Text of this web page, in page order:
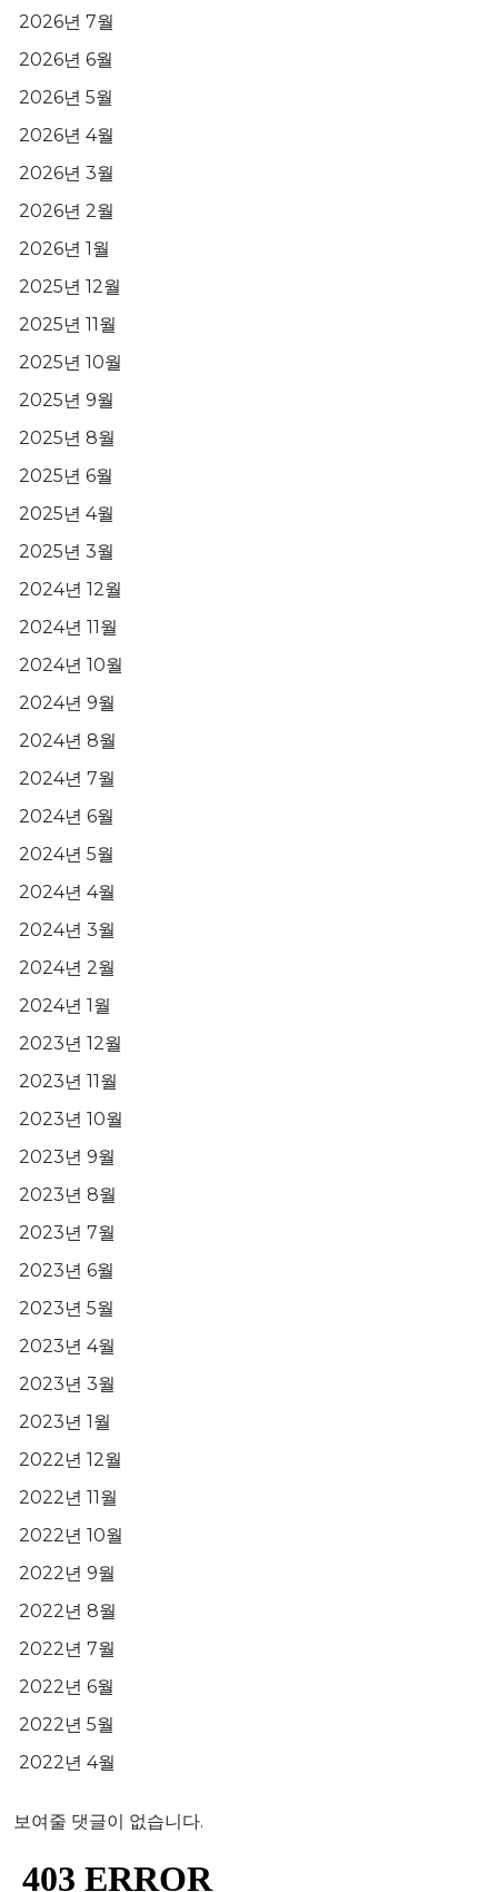
2026년 7월
2026년 6월
2026년 5월
2026년 4월
2026년 3월
2026년 2월
2026년 1월
2025년 12월
2025년 11월
2025년 10월
2025년 9월
2025년 8월
2025년 6월
2025년 4월
2025년 3월
2024년 12월
2024년 11월
2024년 10월
2024년 9월
2024년 8월
2024년 7월
2024년 6월
2024년 5월
2024년 4월
2024년 3월
2024년 2월
2024년 1월
2023년 12월
2023년 11월
2023년 10월
2023년 9월
2023년 8월
2023년 7월
2023년 6월
2023년 5월
2023년 4월
2023년 3월
2023년 1월
2022년 12월
2022년 11월
2022년 10월
2022년 9월
2022년 8월
2022년 7월
2022년 6월
2022년 5월
2022년 4월
보여줄 댓글이 없습니다.